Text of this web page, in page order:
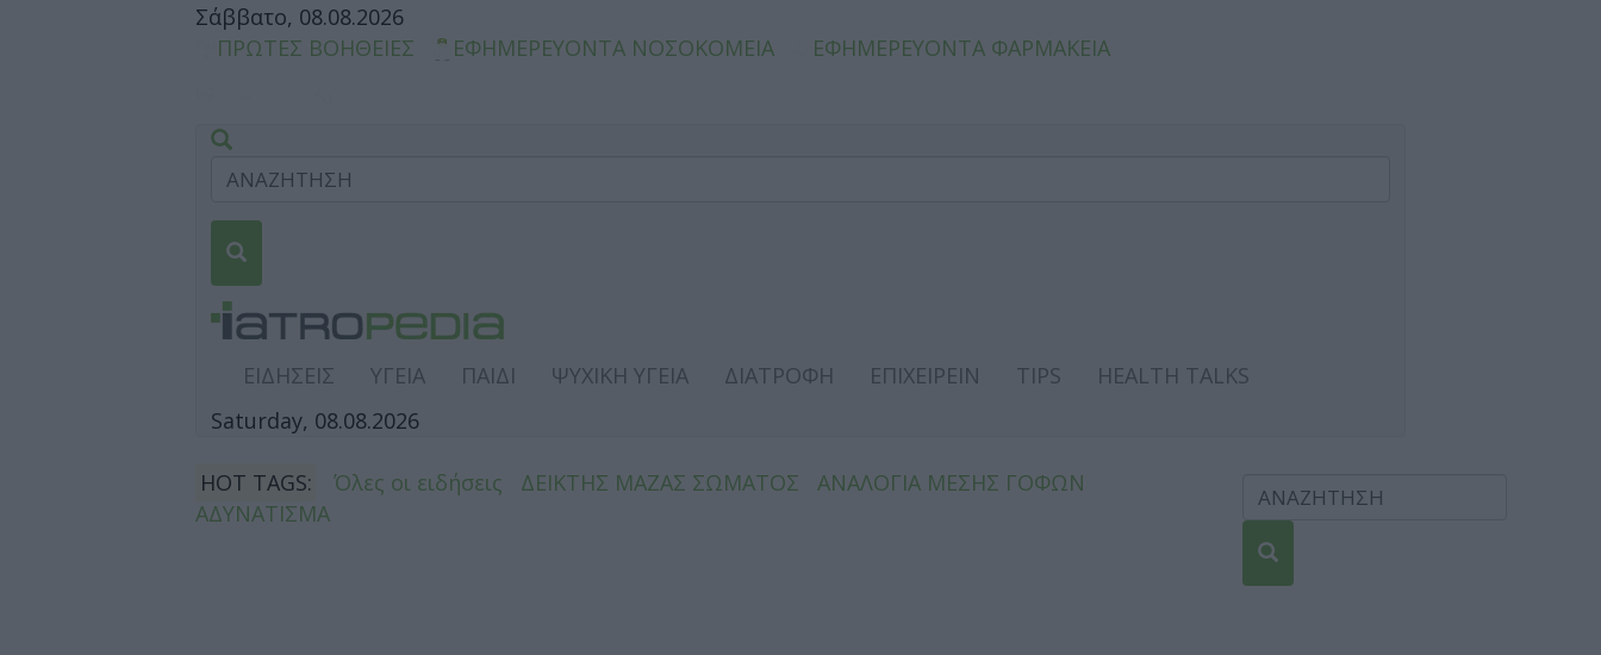
Σάββατο, 08.08.2026
ΠΡΩΤΕΣ ΒΟΗΘΕΙΕΣ
ΕΦΗΜΕΡΕΥΟΝΤΑ ΝΟΣΟΚΟΜΕΙΑ ΕΦΗΜΕΡΕΥΟΝΤΑ ΦΑΡΜΑΚΕΙΑ
ΕΙΔΗΣΕΙΣ ΥΓΕΙΑ ΠΑΙΔΙ ΨΥΧΙΚΗ ΥΓΕΙΑ ΔΙΑΤΡΟΦΗ ΕΠΙΧΕΙΡΕΙΝ TIPS
HEALTH TALKS
Saturday, 08.08.2026
HOT TAGS: Όλες οι ειδήσεις ΔΕΙΚΤΗΣ ΜΑΖΑΣ ΣΩΜΑΤΟΣ
ΑΝΑΛΟΓΙΑ ΜΕΣΗΣ ΓΟΦΩΝ
ΑΔΥΝΑΤΙΣΜΑ